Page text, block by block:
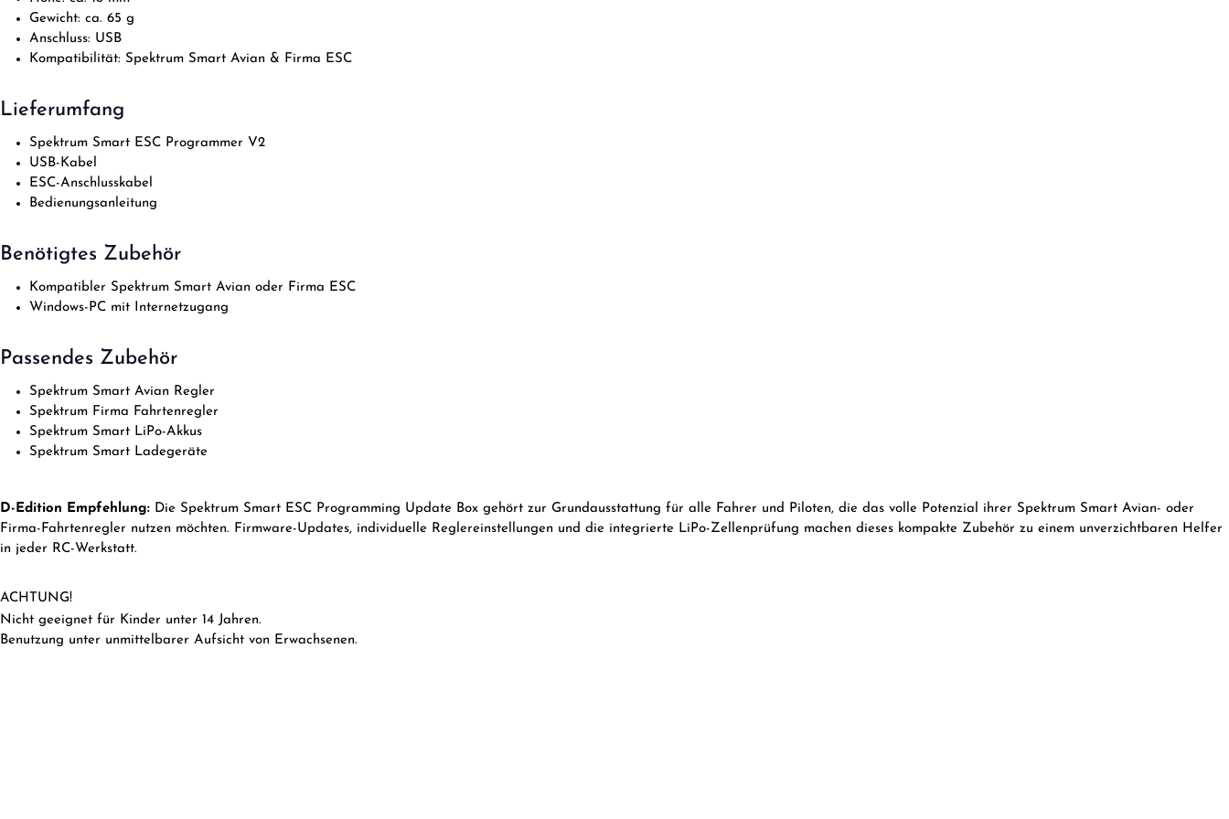
Gewicht: ca. 65 g
Anschluss: USB
Kompatibilität: Spektrum Smart Avian & Firma ESC
Lieferumfang
Spektrum Smart ESC Programmer V2
USB-Kabel
ESC-Anschlusskabel
Bedienungsanleitung
Benötigtes Zubehör
Kompatibler Spektrum Smart Avian oder Firma ESC
Windows-PC mit Internetzugang
Passendes Zubehör
Spektrum Smart Avian Regler
Spektrum Firma Fahrtenregler
Spektrum Smart LiPo-Akkus
Spektrum Smart Ladegeräte
D-Edition Empfehlung: Die Spektrum Smart ESC Programming Update Box gehört zur Grundausstattung für alle Fahrer und Piloten, die das volle Potenzial ihrer Spektrum Smart Avian- oder
Firma-Fahrtenregler nutzen möchten. Firmware-Updates, individuelle Reglereinstellungen und die integrierte LiPo-Zellenprüfung machen dieses kompakte Zubehör zu einem unverzichtbaren Helfer
in jeder RC-Werkstatt.
ACHTUNG!
Nicht geeignet für Kinder unter 14 Jahren.
Benutzung unter unmittelbarer Aufsicht von Erwachsenen.